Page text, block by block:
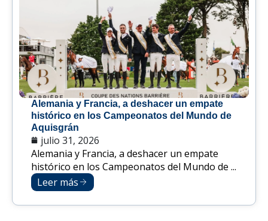
Alemania y Francia, a deshacer un empate
histórico en los Campeonatos del Mundo de
Aquisgrán
julio 31, 2026
Alemania y Francia, a deshacer un empate
histórico en los Campeonatos del Mundo de ...
Leer más